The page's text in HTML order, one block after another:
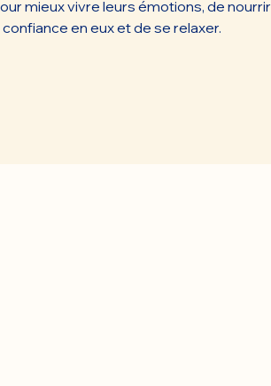
mieux vivre leurs émotions, de nourrir
en eux et de se relaxer.